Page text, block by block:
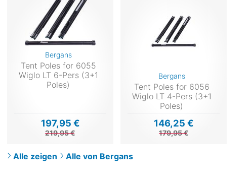
Bergans
Tent Poles for 6055
Wiglo LT 6-Pers (3+1
Poles)
197,95 €
219,95 €
Bergans
Tent Poles for 6056
Wiglo LT 4-Pers (3+1
Poles)
146,25 €
179,95 €
Alle zeigen Alle von Bergans